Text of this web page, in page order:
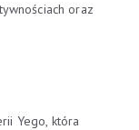
oraz
Yego, która